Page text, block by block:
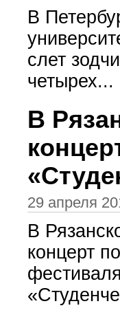
В
слет
четырех...
В
29 апреля
В
концерт